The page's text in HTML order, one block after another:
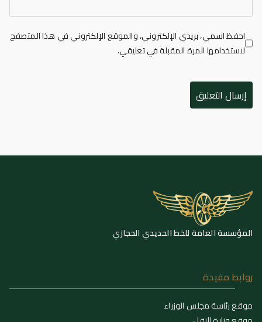
احفظ اسمي، بريدي الإلكتروني، والموقع الإلكتروني في هذا المتصفح
لاستخدامها المرة المقبلة في تعليقي.
المؤسسة العامة للخط الحديدي الحجازي
روابط مفيدة
موقع رئاسة مجلس الوزراء